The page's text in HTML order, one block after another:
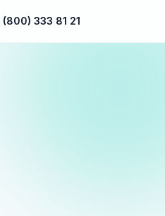
(800) 333 81 21